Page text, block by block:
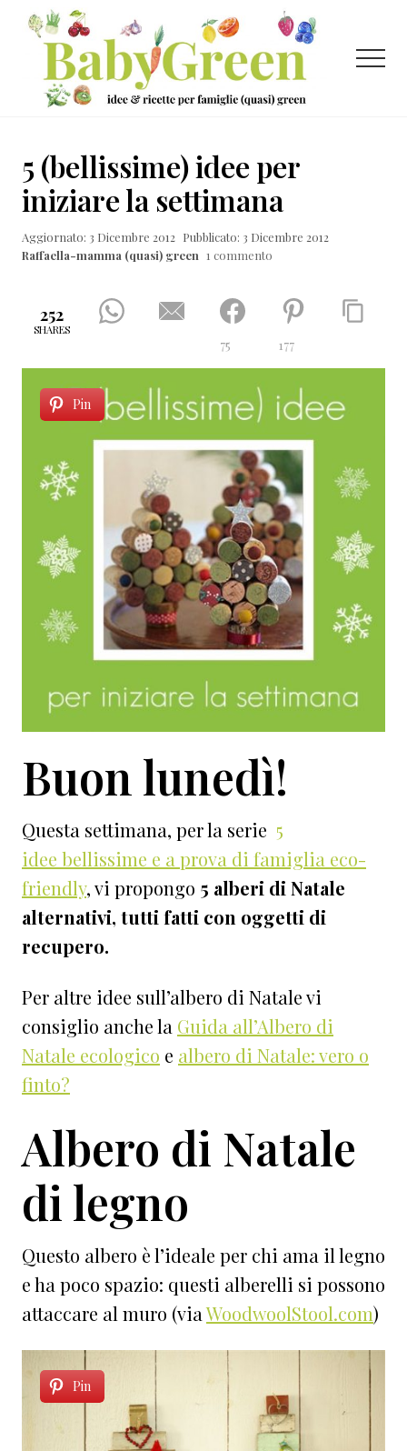
Menu
Passa
contenuto
principale
Passa
laterale
primaria
Passa
ricette
per
famiglie
Menu
5 (bellissime) idee per
iniziare la settimana
Aggiornato: 3 Dicembre 2012 Pubblicato: 3 Dicembre 2012
Raffaella-mamma (quasi) green 1 commento
252
SHARES
75 177
Pin
Buon lunedì!
Questa settimana, per la serie 5
idee bellissime e a prova di famiglia eco-
friendly, vi propongo 5 alberi di Natale
alternativi, tutti fatti con oggetti di
recupero.
Per altre idee sull’albero di Natale vi
consiglio anche la Guida all’Albero di
Natale ecologico e albero di Natale: vero o
finto?
Albero di Natale
di legno
Questo albero è l’ideale per chi ama il legno
e ha poco spazio: questi alberelli si possono
attaccare al muro (viaWoodwoolStool.com)
Pin